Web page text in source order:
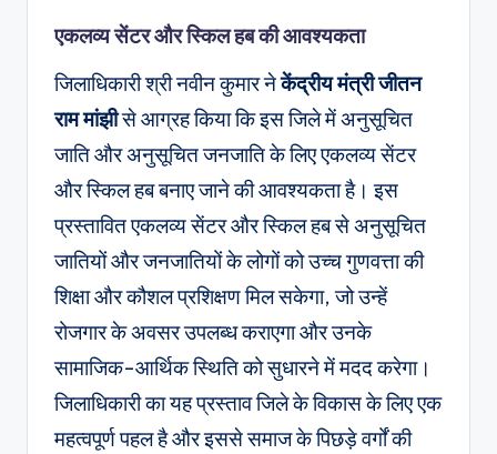
एकलव्य सेंटर और स्किल हब की आवश्यकता
जिलाधिकारी श्री नवीन कुमार नेकेंद्रीय मंत्री जीतन
राम मांझीसे आग्रह किया कि इस जिले में अनुसूचित
जाति और अनुसूचित जनजाति के लिए एकलव्य सेंटर
और स्किल हब बनाए जाने की आवश्यकता है। इस
प्रस्तावित एकलव्य सेंटर और स्किल हब से अनुसूचित
जातियों और जनजातियों के लोगों को उच्च गुणवत्ता की
शिक्षा और कौशल प्रशिक्षण मिल सकेगा, जो उन्हें
रोजगार के अवसर उपलब्ध कराएगा और उनके
सामाजिक-आर्थिक स्थिति को सुधारने में मदद करेगा।
जिलाधिकारी का यह प्रस्ताव जिले के विकास के लिए एक
महत्वपूर्ण पहल है और इससे समाज के पिछड़े वर्गों की